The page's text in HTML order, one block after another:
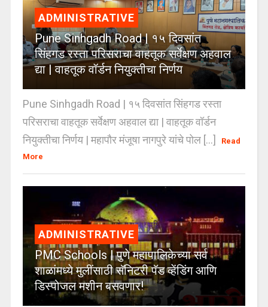
ADMINISTRATIVE
Pune Sinhgadh Road | १५ दिवसांत
सिंहगड रस्ता परिसराचा वाहतूक सर्वेक्षण अहवाल
द्या | वाहतूक वॉर्डन नियुक्तीचा निर्णय
Pune Sinhgadh Road | १५ दिवसांत सिंहगड रस्ता
परिसराचा वाहतूक सर्वेक्षण अहवाल द्या | वाहतूक वॉर्डन
नियुक्तीचा निर्णय | महापौर मंजूषा नागपुरे यांचे पोल [...]
Read
More
ADMINISTRATIVE
PMC Schools | पुणे महापालिकेच्या सर्व
शाळांमध्ये मुलींसाठी सॅनिटरी पॅड व्हेंडिंग आणि
डिस्पोजल मशीन बसवणार!